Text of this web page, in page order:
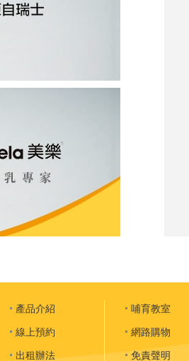
產品介紹
線上預約
出租辦法
哺育教室
網路購物
免責聲明